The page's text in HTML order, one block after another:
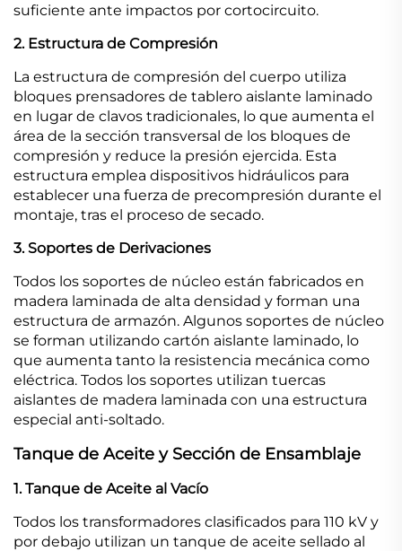
suficiente ante impactos por cortocircuito.
2. Estructura de Compresión
La estructura de compresión del cuerpo utiliza
bloques prensadores de tablero aislante laminado
en lugar de clavos tradicionales, lo que aumenta el
área de la sección transversal de los bloques de
compresión y reduce la presión ejercida. Esta
estructura emplea dispositivos hidráulicos para
establecer una fuerza de precompresión durante el
montaje, tras el proceso de secado.
3. Soportes de Derivaciones
Todos los soportes de núcleo están fabricados en
madera laminada de alta densidad y forman una
estructura de armazón. Algunos soportes de núcleo
se forman utilizando cartón aislante laminado, lo
que aumenta tanto la resistencia mecánica como
eléctrica. Todos los soportes utilizan tuercas
aislantes de madera laminada con una estructura
especial anti-soltado.
Tanque de Aceite y Sección de Ensamblaje
1. Tanque de Aceite al Vacío
Todos los transformadores clasificados para 110 kV y
por debajo utilizan un tanque de aceite sellado al